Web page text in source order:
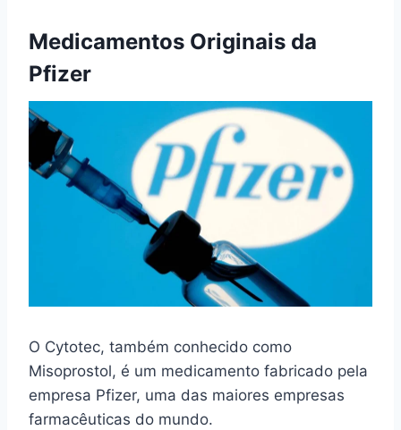
Medicamentos Originais da
Pfizer
O Cytotec, também conhecido como
Misoprostol, é um medicamento fabricado pela
empresa Pfizer, uma das maiores empresas
farmacêuticas do mundo.